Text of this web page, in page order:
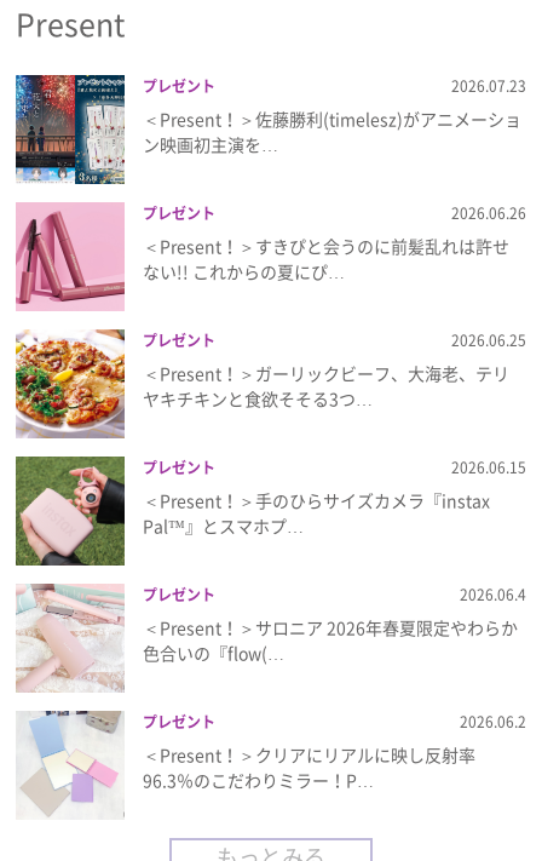
Present
プレゼント 2026.07.23
＜Present！＞佐藤勝利(timelesz)がアニメーショ
ン映画初主演を…
プレゼント 2026.06.26
＜Present！＞すきぴと会うのに前髪乱れは許せ
ない!! これからの夏にぴ…
プレゼント 2026.06.25
＜Present！＞ガーリックビーフ、大海老、テリ
ヤキチキンと食欲そそる3つ…
プレゼント 2026.06.15
＜Present！＞手のひらサイズカメラ『instax
Pal™』とスマホプ…
プレゼント 2026.06.4
＜Present！＞サロニア 2026年春夏限定やわらか
色合いの『flow(…
プレゼント 2026.06.2
＜Present！＞クリアにリアルに映し反射率
96.3％のこだわりミラー！P…